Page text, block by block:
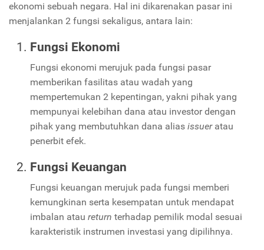
ekonomi sebuah negara. Hal ini dikarenakan pasar ini
menjalankan 2 fungsi sekaligus, antara lain:
Fungsi Ekonomi
Fungsi ekonomi merujuk pada fungsi pasar
memberikan fasilitas atau wadah yang
mempertemukan 2 kepentingan, yakni pihak yang
mempunyai kelebihan dana atau investor dengan
pihak yang membutuhkan dana alias issuer atau
penerbit efek.
Fungsi Keuangan
Fungsi keuangan merujuk pada fungsi memberi
kemungkinan serta kesempatan untuk mendapat
imbalan atau return terhadap pemilik modal sesuai
karakteristik instrumen investasi yang dipilihnya.